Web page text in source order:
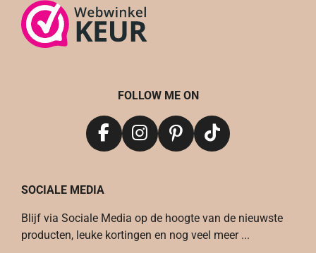
FOLLOW ME ON
F
e
o
o
I
g
r
P
r
e
T
k
SOCIALE MEDIA
Blijf via Sociale Media op de hoogte van de nieuwste
producten, leuke kortingen en nog veel meer ...